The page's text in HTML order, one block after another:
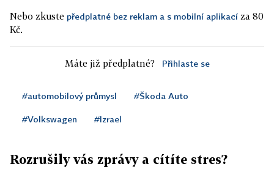
Nebo zkuste předplatné bez reklam a s mobilní aplikací za 80
Kč.
Máte již předplatné? Přihlaste se
#automobilový průmysl #Škoda Auto
#Volkswagen #Izrael
Rozrušily vás zprávy a cítíte stres?